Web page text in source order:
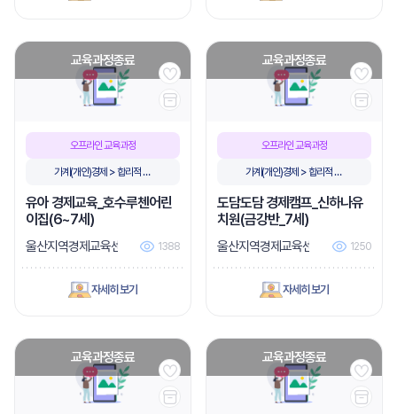
교육과정종료
오프라인 교육과정
가계(개인)경제 > 합리적 소
유아 경제교육_호수루첸어린
이집(6~7세)
울산지역경제교육센터 1388
자세히 보기
교육과정종료
오프라인 교육과정
가계(개인)경제 > 합리적 소
도담도담 경제캠프_신하나유
치원(금강반_7세)
울산지역경제교육센터 1250
자세히 보기
교육과정종료 교육과정종료